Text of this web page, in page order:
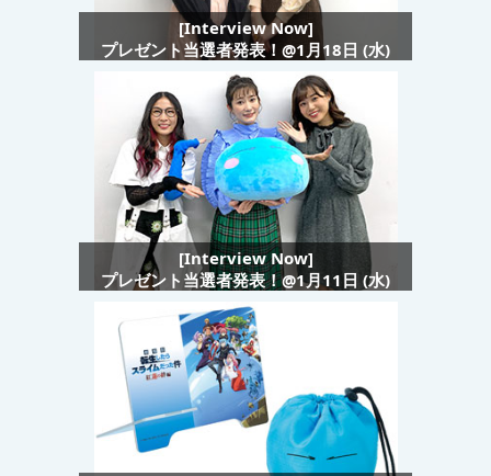
[Interview Now]
プレゼント当選者発表！@1月18日 (水)
[Interview Now]
プレゼント当選者発表！@1月11日 (水)